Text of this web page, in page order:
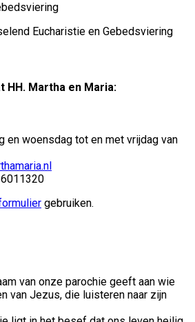
Eucharistie en Gebedsviering
Martha en Maria:
en woensdag tot en met vrijdag van
gebruiken.
van onze parochie geeft aan wie
van Jezus, die luisteren naar zijn